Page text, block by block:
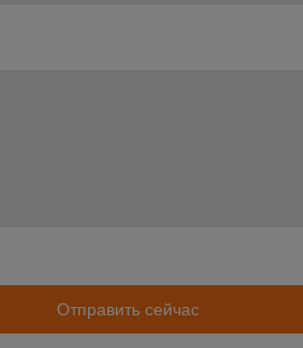
Отправить сейчас